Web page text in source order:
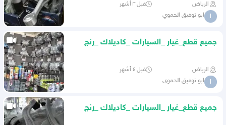
الرياض قبل ٣ أشهر
ا ابو توفيق الحموي
جميع قطع_غيار _السيارات _كاديلاك _رنج
الرياض قبل ٤ أشهر
ا ابو توفيق الحموي
جميع قطع_غيار _السيارات _كاديلاك _رنج